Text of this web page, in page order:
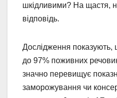
шкідливими? На щастя,
відповідь.
Дослідження показують,
до 97% поживних
значно перевищує
заморожування чи